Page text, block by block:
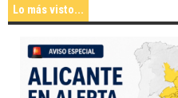
Lo más visto...